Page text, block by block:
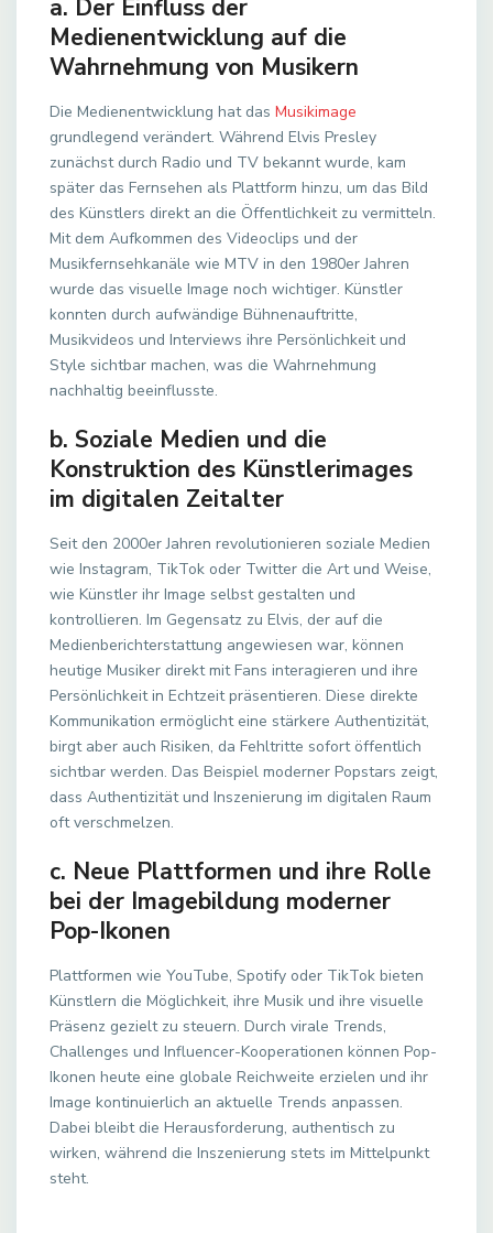
a. Der Einfluss der
Medienentwicklung auf die
Wahrnehmung von Musikern
Die Medienentwicklung hat das Musikimage
grundlegend verändert. Während Elvis Presley
zunächst durch Radio und TV bekannt wurde, kam
später das Fernsehen als Plattform hinzu, um das Bild
des Künstlers direkt an die Öffentlichkeit zu vermitteln.
Mit dem Aufkommen des Videoclips und der
Musikfernsehkanäle wie MTV in den 1980er Jahren
wurde das visuelle Image noch wichtiger. Künstler
konnten durch aufwändige Bühnenauftritte,
Musikvideos und Interviews ihre Persönlichkeit und
Style sichtbar machen, was die Wahrnehmung
nachhaltig beeinflusste.
b. Soziale Medien und die
Konstruktion des Künstlerimages
im digitalen Zeitalter
Seit den 2000er Jahren revolutionieren soziale Medien
wie Instagram, TikTok oder Twitter die Art und Weise,
wie Künstler ihr Image selbst gestalten und
kontrollieren. Im Gegensatz zu Elvis, der auf die
Medienberichterstattung angewiesen war, können
heutige Musiker direkt mit Fans interagieren und ihre
Persönlichkeit in Echtzeit präsentieren. Diese direkte
Kommunikation ermöglicht eine stärkere Authentizität,
birgt aber auch Risiken, da Fehltritte sofort öffentlich
sichtbar werden. Das Beispiel moderner Popstars zeigt,
dass Authentizität und Inszenierung im digitalen Raum
oft verschmelzen.
c. Neue Plattformen und ihre Rolle
bei der Imagebildung moderner
Pop-Ikonen
Plattformen wie YouTube, Spotify oder TikTok bieten
Künstlern die Möglichkeit, ihre Musik und ihre visuelle
Präsenz gezielt zu steuern. Durch virale Trends,
Challenges und Influencer-Kooperationen können Pop-
Ikonen heute eine globale Reichweite erzielen und ihr
Image kontinuierlich an aktuelle Trends anpassen.
Dabei bleibt die Herausforderung, authentisch zu
wirken, während die Inszenierung stets im Mittelpunkt
steht.